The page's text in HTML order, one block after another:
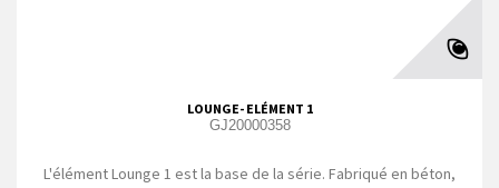
LOUNGE- ELÉMENT 1
GJ20000358
L'élément Lounge 1 est la base de la série. Fabriqué en béton,